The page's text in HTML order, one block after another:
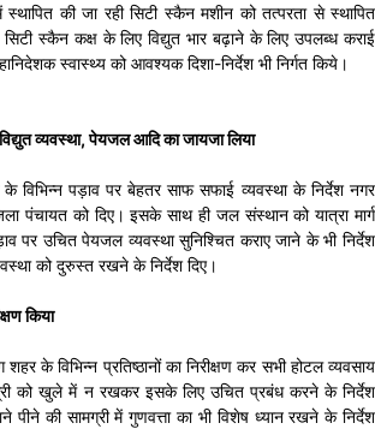
स्थापित की जा रही सिटी स्कैन मशीन को तत्परता से स्थापित
स्कैन कक्ष के लिए विद्युत भार बढ़ाने के लिए उपलब्ध कराई
स्वास्थ्य को आवश्यक दिशा-निर्देश भी निर्गत किये।
व्यवस्था, पेयजल आदि का जायजा लिया
के विभिन्न पड़ाव पर बेहतर साफ सफाई व्यवस्था के निर्देश नगर
पंचायत को दिए। इसके साथ ही जल संस्थान को यात्रा मार्ग
पर उचित पेयजल व्यवस्था सुनिश्चित कराए जाने के भी निर्देश
को दुरुस्त रखने के निर्देश दिए।
किया
के विभिन्न प्रतिष्ठानों का निरीक्षण कर सभी होटल व्यवसाय
को खुले में न रखकर इसके लिए उचित प्रबंध करने के निर्देश
पीने की सामग्री में गुणवत्ता का भी विशेष ध्यान रखने के निर्देश